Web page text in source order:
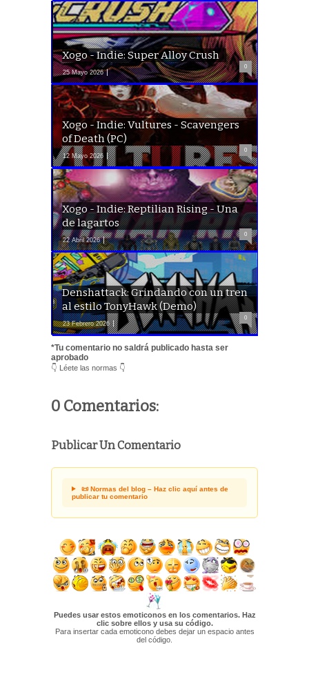
Xogo - Indie: Super Alloy Crush
25 Mayo 2026
0
Xogo - Indie: Vultures - Scavengers
of Death (PC)
12 Mayo 2026
0
Xogo - Indie: Reptilian Rising - Una
de lagartos
22 Abril 2026
0
Denshattack: Grindando con un tren
al estilo TonyHawk (Demo)
23 Febrero 2026
0
*Tu comentario no saldrá publicado hasta ser
aprobado
👇 Léete las normas 👇
0 Comentarios:
Publicar Un Comentario
📜 Normas del blog – Haz clic aquí antes de
publicar tu comentario
Puedes usar estos emoticonos en los comentarios. Haz
clic sobre ellos y usa su código.
Para insertar cada emoticono debes dejar un espacio antes
del código.